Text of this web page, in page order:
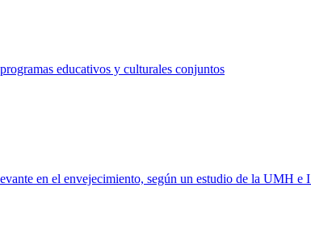
educativos y culturales conjuntos
en el envejecimiento, según un estudio de la UMH